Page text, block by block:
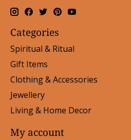
Categories
Spiritual & Ritual
Gift Items
Clothing & Accessories
Jewellery
Living & Home Decor
My account